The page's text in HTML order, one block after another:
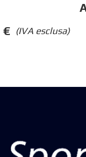
(IVA esclusa)
€